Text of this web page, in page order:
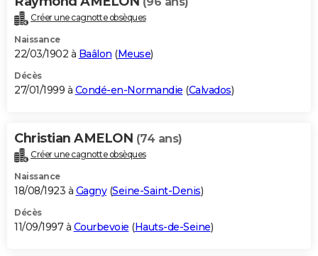
Créer une cagnotte obsèques
Naissance
22/03/1902 à Baâlon (Meuse)
Décès
27/01/1999 à Condé-en-Normandie (Calvados)
Christian AMELON (74 ans)
Créer une cagnotte obsèques
Naissance
18/08/1923 à Gagny(Seine-Saint-Denis)
Décès
11/09/1997 à Courbevoie (Hauts-de-Seine)